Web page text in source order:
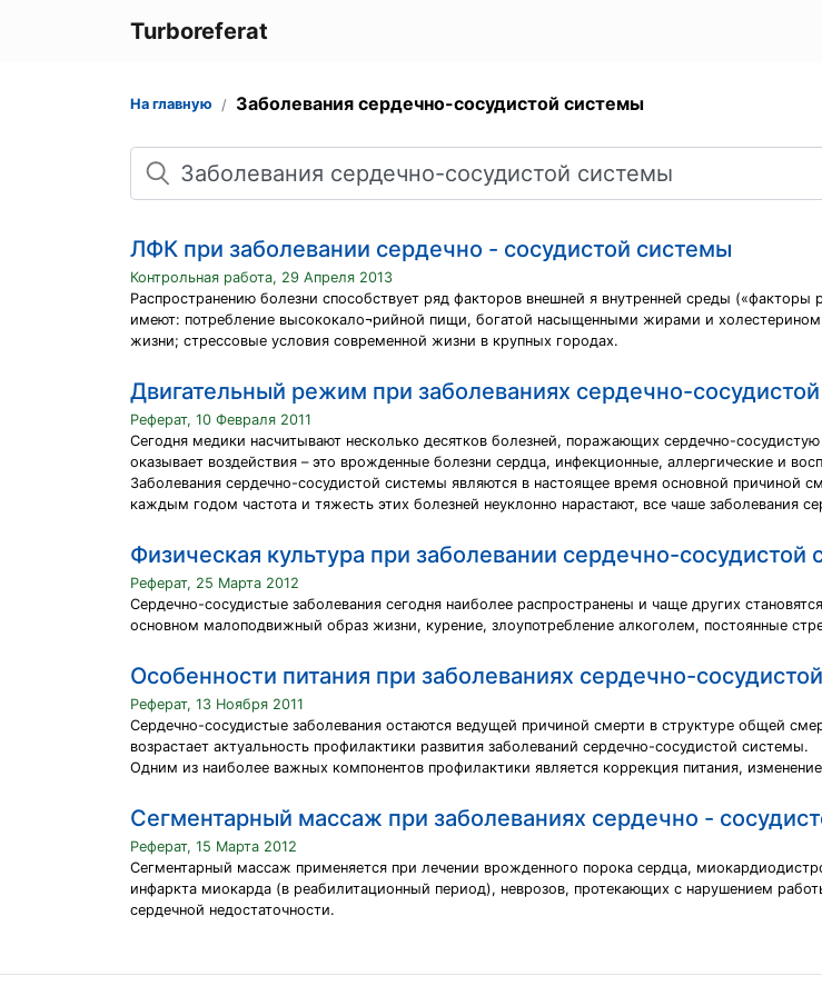
Turboreferat
На главную Заболевания сердечно-сосудистой системы
Поиск
ЛФК при заболевании сердечно - сосудистой системы
Контрольная работа, 29 Апреля 2013
Распространению болезни способствует ряд факторов внешней я внутренней среды
имеют: потребление высококало¬рийной пищи, богатой насыщенными жирами и
жизни; стрессовые условия современной жизни в крупных городах.
Двигательный режим при заболеваниях сердечно-
Реферат, 10 Февраля 2011
Сегодня медики насчитывают несколько десятков болезней, поражающих сердечно-
оказывает воздействия – это врожденные болезни сердца, инфекционные, аллергические и
Заболевания сердечно-сосудистой системы являются в настоящее время основной причиной
каждым годом частота и тяжесть этих болезней неуклонно нарастают, все чаше заболевания
Физическая культура при заболевании сердечно-сосудистой
Реферат, 25 Марта 2012
Сердечно-сосудистые заболевания сегодня наиболее распространены и чаще других
основном малоподвижный образ жизни, курение, злоупотребление алкоголем, постоянные
Особенности питания при заболеваниях сердечно-
Реферат, 13 Ноября 2011
Сердечно-сосудистые заболевания остаются ведущей причиной смерти в структуре общей
возрастает актуальность профилактики развития заболеваний сердечно-сосудистой системы.
Одним из наиболее важных компонентов профилактики является коррекция питания,
Сегментарный массаж при заболеваниях сердечно -
Реферат, 15 Марта 2012
Сегментарный массаж применяется при лечении врожденного порока сердца,
инфаркта миокарда (в реабилитационный период), неврозов, протекающих с нарушением
сердечной недостаточности.